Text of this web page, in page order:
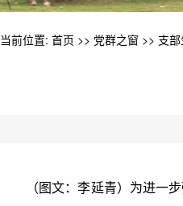
当前位置: 首页 >> 党群之窗 >> 支
（图文：李延青）为进一